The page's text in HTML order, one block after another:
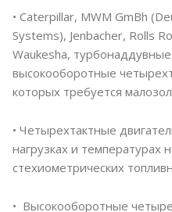
• Caterpillar, MWM GmBh
Systems), Jenbacher, Rolls
Waukesha,
высокооборотные
которых требуется
• Четырехтактные
нагрузках и температурах
стехиометрических
• Высокооборотные